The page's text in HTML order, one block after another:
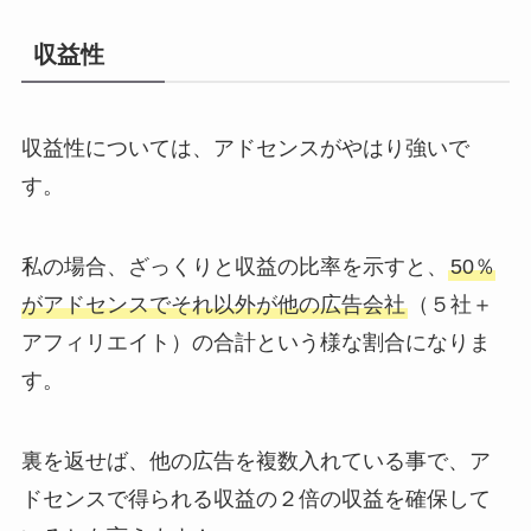
収益性
収益性については、アドセンスがやはり強いで
す。
私の場合、ざっくりと収益の比率を示すと、 50％
がアドセンスでそれ以外が他の広告会社（５社＋
アフィリエイト）の合計という様な割合になりま
す。
裏を返せば、他の広告を複数入れている事で、ア
ドセンスで得られる収益の２倍の収益を確保して